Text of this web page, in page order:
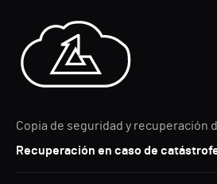
Copia de seguridad y recuperación
Recuperación en caso de